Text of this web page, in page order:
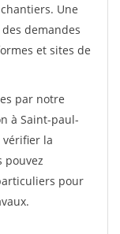
Une
demandes
et sites de
par notre
à Saint-paul-
vérifier la
pouvez
pour